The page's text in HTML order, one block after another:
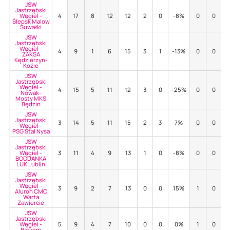
JSW
Jastrzębski
Węgiel -
Ślepsk Malow
Suwałki
4 17 8 12 12 2 0 -8% 0 0
JSW
Jastrzębski
Węgiel -
ZAKSA
Kędzierzyn-
Koźle
4 9 1 6 15 3 1 -13% 0 0
JSW
Jastrzębski
Węgiel -
Nowak-
Mosty MKS
Będzin
4 15 5 11 12 3 0 -25% 0 0
JSW
Jastrzębski
Węgiel -
PSG Stal Nysa
3 14 5 11 15 2 3 7% 0 0
JSW
Jastrzębski
Węgiel -
BOGDANKA
LUK Lublin
3 11 4 9 13 1 0 -8% 0 0
JSW
Jastrzębski
Węgiel -
Aluron CMC
Warta
Zawiercie
3 9 2 7 13 0 0 15% 1 0
JSW
Jastrzębski
Węgiel - 5 9 4 7 10 0 0 0% 1 0